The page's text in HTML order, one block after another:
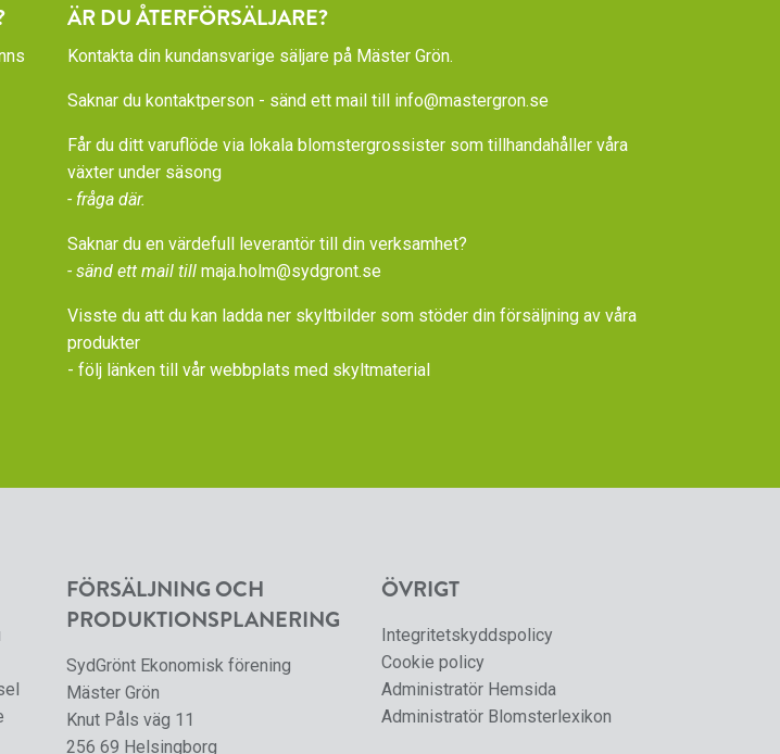
ÄR DU ÅTERFÖRSÄLJARE?
Kontakta din kundansvarige säljare på Mäster Grön.
Saknar du kontaktperson - sänd ett mail till info@mastergron.se
Får du ditt varuflöde via lokala blomstergrossister som tillhandahåller våra
växter under säsong
- fråga där.
Saknar du en värdefull leverantör till din verksamhet?
- sänd ett mail till maja.holm@sydgront.se
Visste du att du kan ladda ner skyltbilder som stöder din försäljning av våra
produkter
- följ länken till vår webbplats med skyltmaterial
FÖRSÄLJNING OCH
PRODUKTIONSPLANERING
SydGrönt Ekonomisk förening
Mäster Grön
Knut Påls väg 11
256 69 Helsingborg
ÖVRIGT
Integritetskyddspolicy
Cookie policy
Administratör Hemsida
Administratör Blomsterlexikon